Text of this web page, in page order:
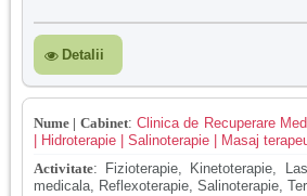
Detalii
Nume | Cabinet:Clinica de Recuperare
| Hidroterapie | Salinoterapie | Masaj
Activitate:
Fizioterapie, Kinetoterapie,
medicala, Reflexoterapie, Salinoterapie,